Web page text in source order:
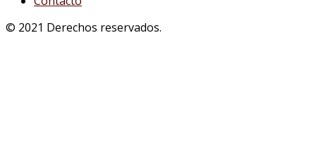
© 2021 Derechos reservados.